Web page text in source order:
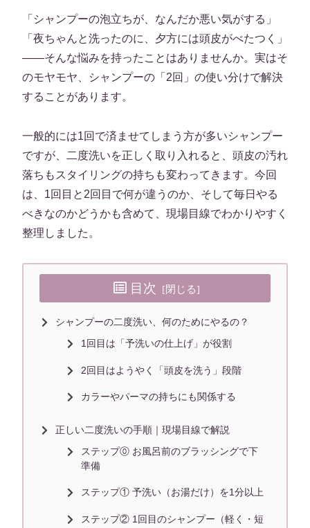
「シャンプーの泡立ちが、なんだか悪い気がする」
「夜ちゃんと洗ったのに、夕方には頭皮がべたつく」
——そんな悩みを持ったことはありませんか。実はそ
のモヤモヤ、シャンプーの「2回」の使い分けで解決
することがあります。
一般的には1回で済ませてしまう方が多いシャンプー
ですが、二度洗いを正しく取り入れると、頭皮の汚れ
落ちもスタイリングの持ちも変わってきます。今回
は、1回目と2回目で何が違うのか、そして毎日やる
べきなのかどうかも含めて、現場目線でわかりやすく
整理しました。
目次
シャンプーの二度洗い、何のためにやるの？
1回目は「予洗いの仕上げ」が役割
2回目はようやく「頭皮を洗う」段階
カラーやパーマの持ちにも関係する
正しい二度洗いの手順｜現場目線で解説
ステップ⓪ お風呂前のブラッシングで下
準備
ステップ① 予洗い（お湯だけ）を1分以上
ステップ② 1回目のシャンプー（軽く・短